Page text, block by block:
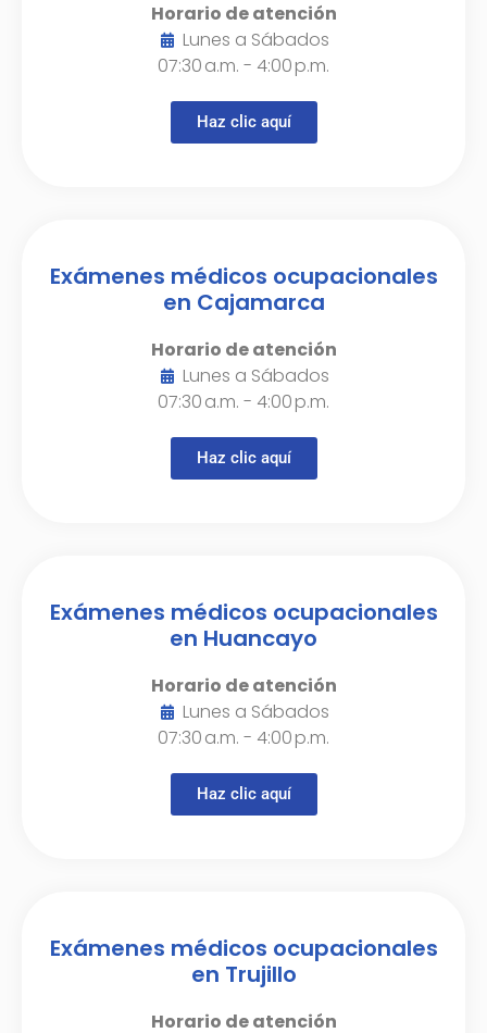
Horario de atención
Lunes a Sábados
07:30 a.m. - 4:00 p.m.
Haz clic aquí
Exámenes médicos ocupacionales
en Cajamarca
Horario de atención
Lunes a Sábados
07:30 a.m. - 4:00 p.m.
Haz clic aquí
Exámenes médicos ocupacionales
en Huancayo
Horario de atención
Lunes a Sábados
07:30 a.m. - 4:00 p.m.
Haz clic aquí
Exámenes médicos ocupacionales
en Trujillo
Horario de atención